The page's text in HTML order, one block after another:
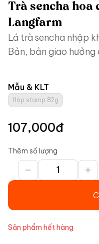
Trà sencha hoa
Langfarm
Lá trà sencha nhập
Bản, bản giao hưởng
Mẫu & KLT
Hộp stamp 82g
107,000đ
Thêm số lượng
Sản phẩm hết hàng